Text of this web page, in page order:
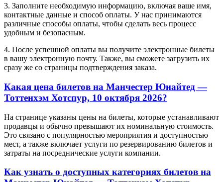
3. Заполните необходимую информацию, включая ваше имя,
контактные данные и способ оплаты. У нас принимаются
различные способы оплаты, чтобы сделать весь процесс
удобным и безопасным.
4. После успешной оплаты вы получите электронные билеты
в вашу электронную почту. Также, вы сможете загрузить их
сразу же со страницы подтверждения заказа.
Какая цена билетов на Манчестер Юнайтед —
Тоттенхэм Хотспур, 10 октября 2026?
На странице указаны цены на билеты, которые устанавливают
продавцы и обычно превышают их номинальную стоимость.
Это связано с популярностью мероприятия и доступностью
мест, а также включает услуги по резервированию билетов и
затраты на посреднические услуги компании.
Как узнать о доступных категориях билетов на